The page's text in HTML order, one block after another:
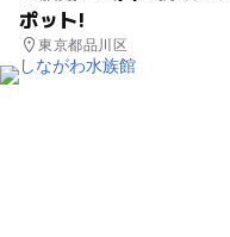
ポット!
東京都品川区